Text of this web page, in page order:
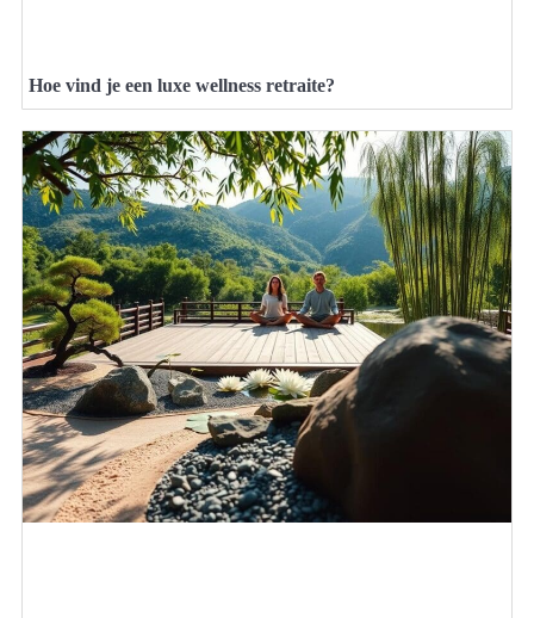
Hoe vind je een luxe wellness retraite?